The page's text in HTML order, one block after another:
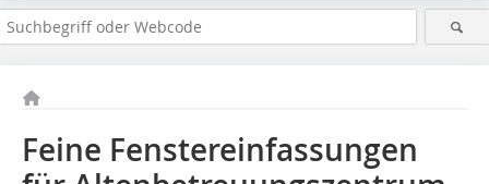
Feine Fenstereinfassungen